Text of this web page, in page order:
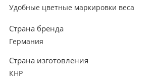
Удобные цветные маркировки веса
Страна бренда
Германия
Страна изготовления
КНР